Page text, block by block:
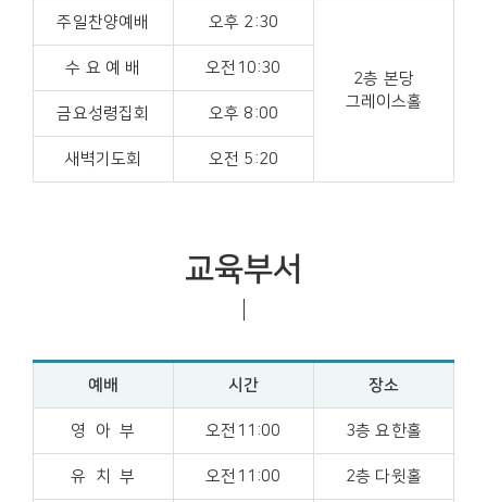
주일찬양예배 오후 2:30
2층 본당
그레이스홀
수 요 예 배 오전10:30
금요성령집회 오후 8:00
새벽기도회 오전 5:20
교육부서
예배 시간 장소
영 아 부 오전11:00 3층 요한홀
유 치 부 오전11:00 2층 다윗홀